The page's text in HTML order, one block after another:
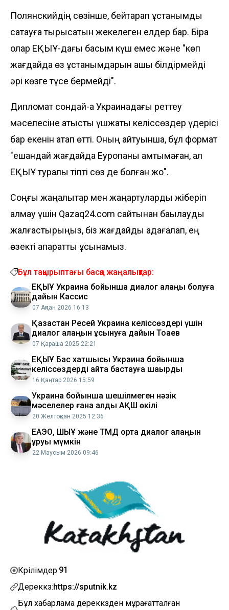
Полянскийдің сөзінше, бейтарап ұстанымды
сақтауға тырысатын жекелеген елдер бар. Бірақ
олар ЕҚЫҰ-дағы басым күш емес және "көп
жағдайда өз ұстанымдарын ашық білдірмейді
әрі көзге түсе бермейді".
Дипломат сондай-ақ Украинадағы реттеу
мәселесіне қатысты үшжақты келіссөздер үдерісі
бар екенін атап өтті. Оның айтуынша, бұл формат
"ешқандай жағдайда Еуропаны қамтымаған, ал
ЕҚЫҰ туралы тіпті сөз де болған жоқ".
Соңғы жаңалықтар мен жаңартуларды жіберіп
алмау үшін Qazaq24.com сайтынан бақылауды
жалғастырыңыз, біз жағдайды қадағалап, ең
өзекті ақпаратты ұсынамыз.
Бұл тақырыптағы басқа жаңалықтар:
ЕҚЫҰ Украина бойынша диалог алаңы болуға
дайын Кассис
07 Ақпан 2026 16:13
Қазақстан Ресей Украина келіссөздері үшін
диалог алаңын ұсынуға дайын Тоқаев
07 Қараша 2025 22:21
ЕҚЫҰ Бас хатшысы Украина бойынша
келіссөздерді қайта бастауға шақырды
16 Қаңтар 2026 15:59
Украина бойынша шешілмеген нәзік
мәселелер ғана қалды АҚШ өкілі
20 Желтоқсан 2025 12:36
ЕАЭО, ШЫҰ және ТМД ортақ диалог алаңын
құруы мүмкін
22 Маусым 2026 09:46
Көрілімдер:91
Дереккөз:https://sputnik.kz
Бұл хабарлама дереккөзден мұрағатталған